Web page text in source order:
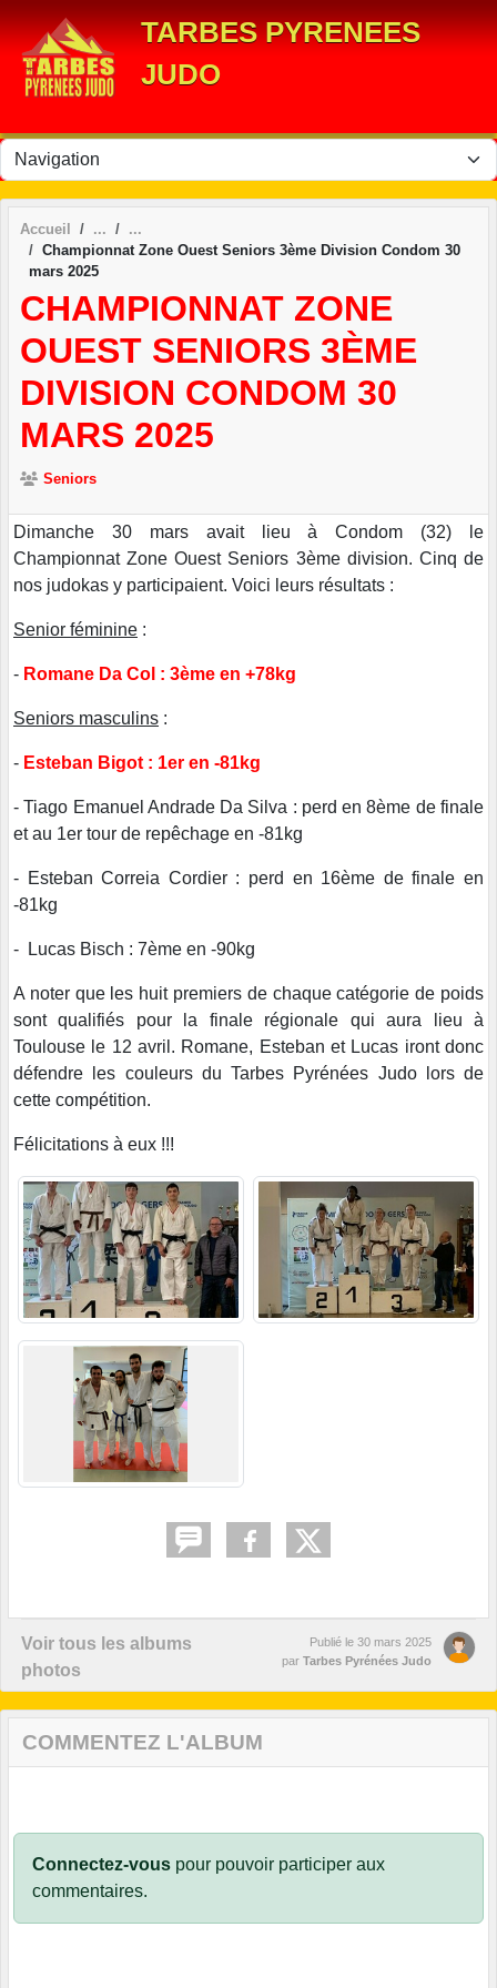
TARBES PYRENEES
JUDO
Accueil
Championnat Zone Ouest Seniors 3ème Division Condom 30
mars 2025
CHAMPIONNAT ZONE
OUEST SENIORS 3ÈME
DIVISION CONDOM 30
MARS 2025
Seniors
Dimanche 30 mars avait lieu à Condom (32) le
Championnat Zone Ouest Seniors 3ème division. Cinq de
nos judokas y participaient. Voici leurs résultats :
Senior féminine :
- Romane Da Col : 3ème en +78kg
Seniors masculins :
- Esteban Bigot : 1er en -81kg
- Tiago Emanuel Andrade Da Silva : perd en 8ème de finale
et au 1er tour de repêchage en -81kg
- Esteban Correia Cordier : perd en 16ème de finale en
-81kg
- Lucas Bisch : 7ème en -90kg
A noter que les huit premiers de chaque catégorie de poids
sont qualifiés pour la finale régionale qui aura lieu à
Toulouse le 12 avril. Romane, Esteban et Lucas iront donc
défendre les couleurs du Tarbes Pyrénées Judo lors de
cette compétition.
Félicitations à eux !!!
Voir tous les albums
photos
Publié le 30 mars 2025
par Tarbes Pyrénées Judo
COMMENTEZ L'ALBUM
Connectez-vous pour pouvoir participer aux
commentaires.
Panneau de gestion des cookies